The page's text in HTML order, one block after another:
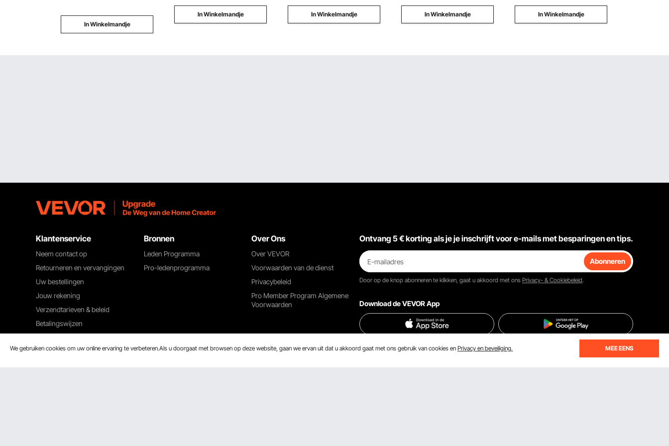
In Winkelmandje
In Winkelmandje In Winkelmandje In Winkelmandje In Winkelmandje
Klantenservice
Neem contact op
Retourneren en vervangingen
Uw bestellingen
Jouw rekening
Verzendtarieven & beleid
Betalingswijzen
Bronnen
Leden Programma
Pro-ledenprogramma
Over Ons
Over VEVOR
Voorwaarden van de dienst
Privacybeleid
Pro Member Program Algemene
Voorwaarden
Ontvang 5 € korting als je je inschrijft voor e-mails met besparingen en tips.
Abonneren
Door op de knop abonneren te klikken, gaat u akkoord met ons Privacy- & Cookiebeleid.
Download de VEVOR App
Vind ons op
We gebruiken cookies om uw online ervaring te verbeteren.Als u doorgaat met browsen op deze website, gaan we ervan uit dat u akkoord gaat met ons gebruik van cookies en Privacy en beveiliging. MEE EENS